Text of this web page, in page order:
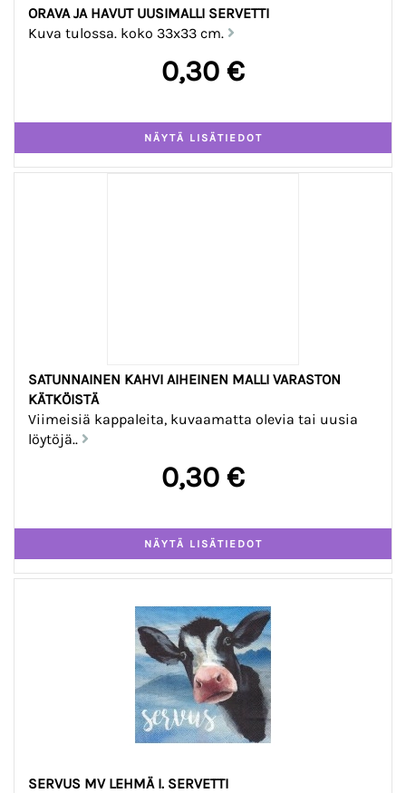
ORAVA JA HAVUT UUSIMALLI SERVETTI
Kuva tulossa. koko 33x33 cm.
0,30 €
SATUNNAINEN KAHVI AIHEINEN MALLI VARASTON
KÄTKÖISTÄ
Viimeisiä kappaleita, kuvaamatta olevia tai uusia
löytöjä..
0,30 €
SERVUS MV LEHMÄ I. SERVETTI